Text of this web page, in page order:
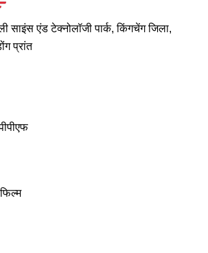
साइंस एंड टेक्नोलॉजी पार्क, किंगचेंग जिला,
प्रांत